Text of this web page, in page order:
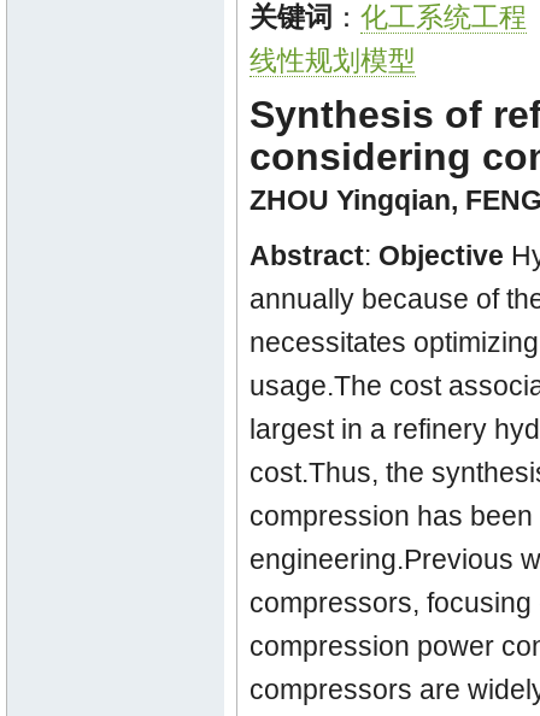
关键词 ： 化工系统工程
线性规划模型
Synthesis of
considering
ZHOU Yingqian,
Abstract: Objective
annually because of
necessitates
usage.The cost
largest in a refinery
cost.Thus, the
compression has
engineering.Previous
compressors,
compression power
compressors are